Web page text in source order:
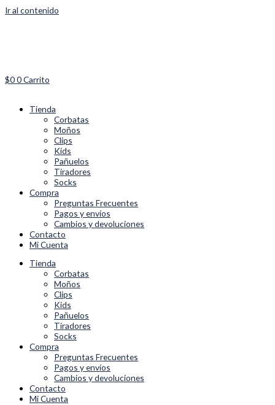
Ir al contenido
$00Carrito
Tienda
Corbatas
Moños
Clips
Kids
Pañuelos
Tiradores
Socks
Compra
Preguntas Frecuentes
Pagos y envíos
Cambios y devoluciones
Contacto
Mi Cuenta
Tienda
Corbatas
Moños
Clips
Kids
Pañuelos
Tiradores
Socks
Compra
Preguntas Frecuentes
Pagos y envíos
Cambios y devoluciones
Contacto
Mi Cuenta